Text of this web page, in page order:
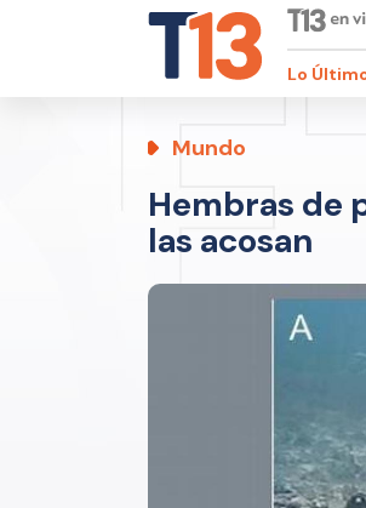
Lo
Mundo
Hembras de
las acosan